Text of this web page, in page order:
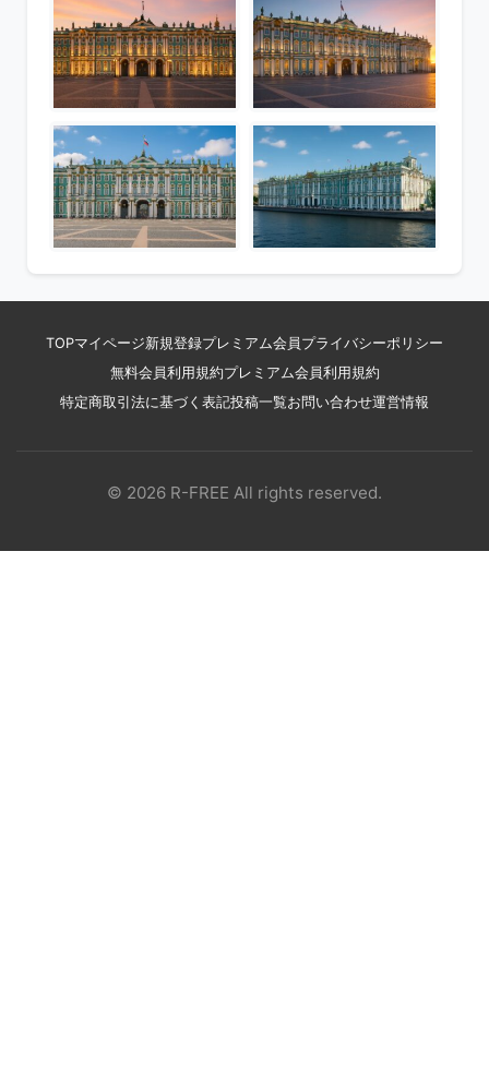
TOPマイページ新規登録プレミアム会員 プライバシーポリシー
無料会員利用規約プレミアム会員利用規約
特定商取引法に基づく表記投稿一覧お問い合わせ運営情報
© 2026 R-FREE All rights reserved.